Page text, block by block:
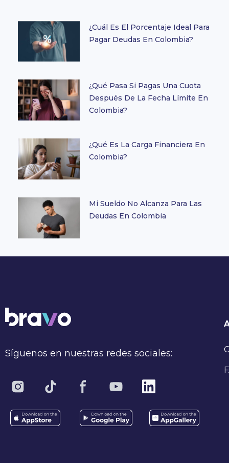
¿Cuál Es El Porcentaje Ideal Para
Pagar Deudas En Colombia?
¿Qué Pasa Si Pagas Una Cuota
Después De La Fecha Límite En
Colombia?
¿Qué Es La Carga Financiera En
Colombia?
Mi Sueldo No Alcanza Para Las
Deudas En Colombia
Síguenos en nuestras redes sociales: